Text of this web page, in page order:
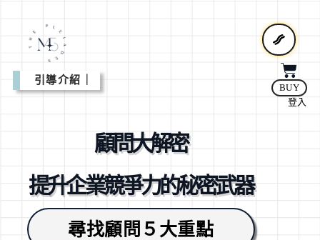
BUY
登入
引導介紹｜
顧問大解密
提升企業競爭力的秘密武器
尋找顧問５大重點